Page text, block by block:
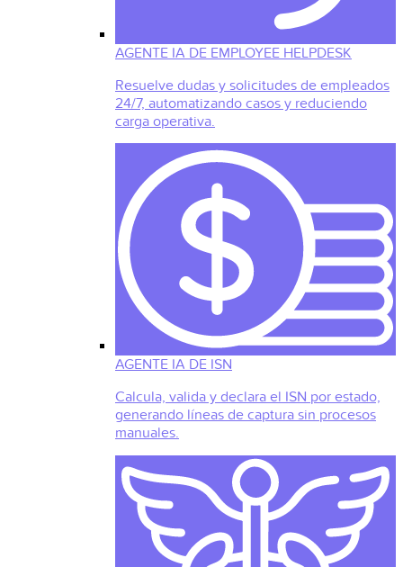
AGENTE IA DE EMPLOYEE HELPDESK
Resuelve dudas y solicitudes de empleados
24/7, automatizando casos y reduciendo
carga operativa.
AGENTE IA DE ISN
Calcula, valida y declara el ISN por estado,
generando líneas de captura sin procesos
manuales.